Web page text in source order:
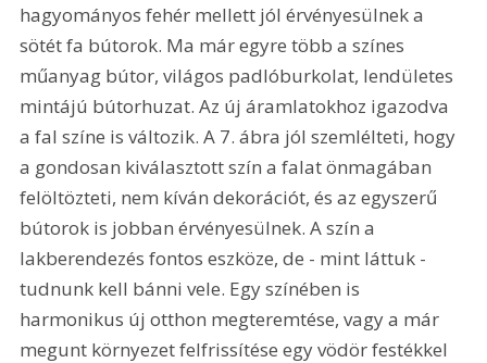
hagyományos fehér mellett jól érvényesülnek a
sötét fa bútorok. Ma már egyre több a színes
műanyag bútor, világos padlóburkolat, lendületes
mintájú bútorhuzat. Az új áramlatokhoz igazodva
a fal színe is változik. A 7. ábra jól szemlélteti, hogy
a gondosan kiválasztott szín a falat önmagában
felöltözteti, nem kíván dekorációt, és az egyszerű
bútorok is jobban érvényesülnek. A szín a
lakberendezés fontos eszköze, de - mint láttuk -
tudnunk kell bánni vele. Egy színében is
harmonikus új otthon megteremtése, vagy a már
megunt környezet felfrissítése egy vödör festékkel